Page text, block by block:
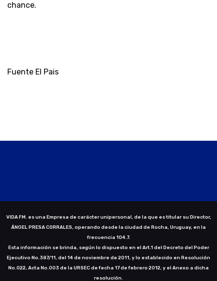
chance.
Fuente El Pais
VIDA FM. es una Empresa de carácter unipersonal, de la que es titular su Director,
ÁNGEL PRESA CORRALES, operando desde la ciudad de Rocha, Uruguay, en la
frecuencia 104.7.
Esta información se brinda, según lo dispuesto en el Art.1 del Decreto del Poder
Ejecutivo No.387/11, del 14 de noviembre de 2011, y lo establecido en Resolución
No.022, Acta No.003 de la URSEC de fecha 17 de febrero 2012, y el Anexo a dicha
resolución.